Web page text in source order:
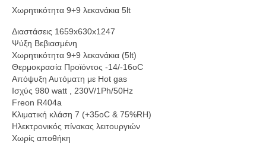
Χωρητικότητα 9+9 λεκανάκια 5lt
Διαστάσεις 1659x630x1247
Ψύξη Βεβιασμένη
Χωρητικότητα 9+9 λεκανάκια (5lt)
Θερμοκρασία Προϊόντος -14/-16oC
Απόψυξη Αυτόματη με Hot gas
Ισχύς 980 watt , 230V/1Ph/50Hz
Freon R404a
Κλιματική κλάση 7 (+35oC & 75%RH)
Ηλεκτρονικός πίνακας λειτουργιών
Χωρίς αποθήκη